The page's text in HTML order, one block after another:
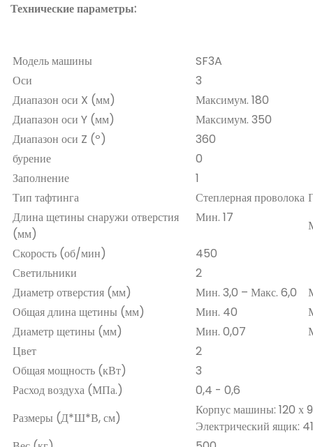
Технические параметры:
Модель машины
SF3A
Оси
3
Диапазон оси X (мм)
Максимум. 180
Диапазон оси Y (мм)
Максимум. 350
Диапазон оси Z (º)
360
бурение
0
Заполнение
1
Тип тафтинга
Степлерная проволока
Длина щетины снаружи отверстия
(мм)
Мин. 17
Скорость (об/мин)
450
Светильники
2
Диаметр отверстия (мм)
Мин. 3,0 – Макс. 6,0
Общая длина щетины (мм)
Мин. 40
Диаметр щетины (мм)
Мин. 0,07
Цвет
2
Общая мощность (кВт)
3
Расход воздуха (МПа.)
0,4 - 0,6
Размеры (Д*Ш*В, см)
Корпус машины: 120 х
Электрический ящик: